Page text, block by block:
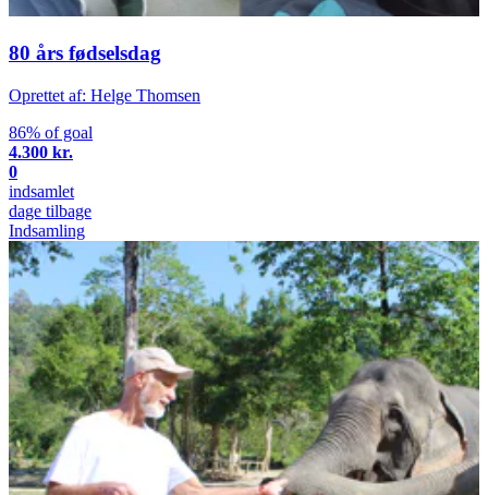
80 års fødselsdag
Oprettet af: Helge Thomsen
86% of goal
4.300 kr.
0
indsamlet
dage tilbage
Indsamling